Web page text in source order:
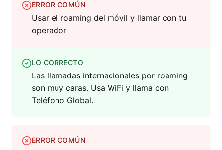
ERROR COMÚN
Usar el roaming del móvil y llamar con tu
operador
LO CORRECTO
Las llamadas internacionales por roaming
son muy caras. Usa WiFi y llama con
Teléfono Global.
ERROR COMÚN